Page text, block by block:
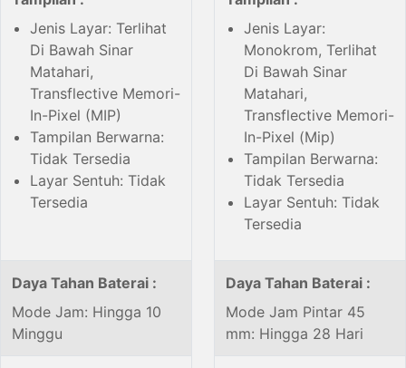
Jenis Layar: Terlihat
Di Bawah Sinar
Matahari,
Transflective Memori-
In-Pixel (MIP)
Tampilan Berwarna:
Tidak Tersedia
Layar Sentuh: Tidak
Tersedia
Jenis Layar:
Monokrom, Terlihat
Di Bawah Sinar
Matahari,
Transflective Memori-
In-Pixel (Mip)
Tampilan Berwarna:
Tidak Tersedia
Layar Sentuh: Tidak
Tersedia
Daya Tahan Baterai :
Mode Jam: Hingga 10
Minggu
Daya Tahan Baterai :
Mode Jam Pintar 45
mm: Hingga 28 Hari